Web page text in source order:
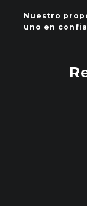
Nuestro
uno en